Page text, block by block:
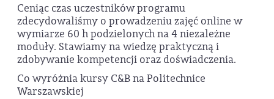
Ceniąc czas uczestników programu
zdecydowaliśmy o prowadzeniu zajęć online w
wymiarze 60 h podzielonych na 4 niezależne
moduły. Stawiamy na wiedzę praktyczną i
zdobywanie kompetencji oraz doświadczenia.
Co wyróżnia kursy C&B na Politechnice
Warszawskiej